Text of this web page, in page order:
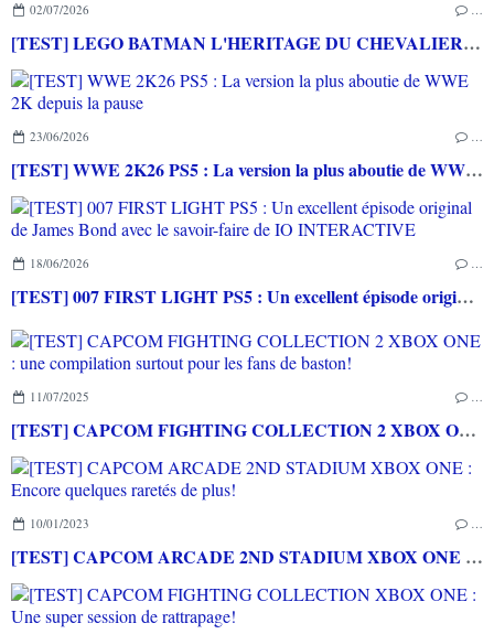
02/07/2026 …
[TEST] LEGO BATMAN L'HERITAGE DU CHEVALIER NOIR XBOX SERIES X : C'est Batman Arkham City en LEGO!
23/06/2026 …
[TEST] WWE 2K26 PS5 : La version la plus aboutie de WWE 2K depuis la pause
18/06/2026 …
[TEST] 007 FIRST LIGHT PS5 : Un excellent épisode original de James Bond avec le savoir-faire de IO INTERACTIVE
11/07/2025 …
[TEST] CAPCOM FIGHTING COLLECTION 2 XBOX ONE : une compilation surtout pour les fans de baston!
10/01/2023 …
[TEST] CAPCOM ARCADE 2ND STADIUM XBOX ONE : Encore quelques raretés de plus!